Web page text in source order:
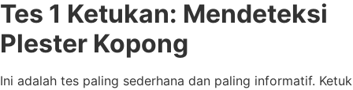
Tes 1 Ketukan: Mendeteksi
Plester Kopong
Ini adalah tes paling sederhana dan paling informatif. Ketuk